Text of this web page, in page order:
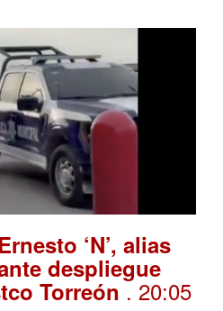
‘N’, alias
despliegue
Torreón. 20:05